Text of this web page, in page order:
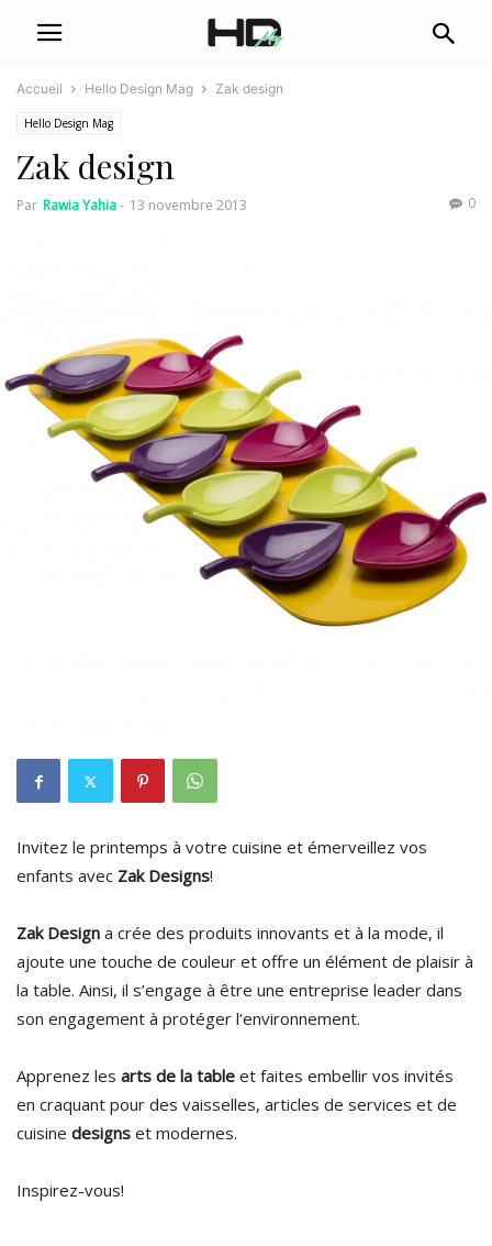
Accueil Hello Design Mag Zak design
Hello Design Mag
Zak design
Par Rawia Yahia- 13 novembre 2013 0
Invitez le printemps à votre cuisine et émerveillez vos
enfants avec Zak Designs!
Zak Design a crée des produits innovants et à la mode, il
ajoute une touche de couleur et offre un élément de plaisir à
la table. Ainsi, il s’engage à être une entreprise leader dans
son engagement à protéger l’environnement.
Apprenez les arts de la table et faites embellir vos invités
en craquant pour des vaisselles, articles de services et de
cuisine designs et modernes.
Inspirez-vous!